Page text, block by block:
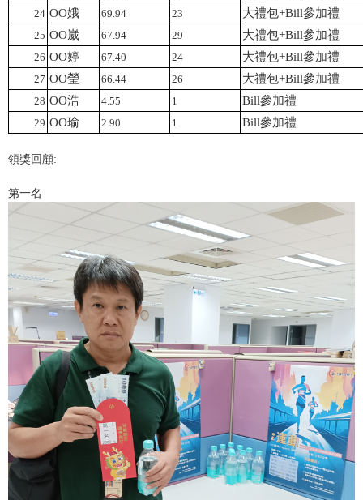
24 OO娥 69.94 23 大禮包+Bill參加禮
25 OO崴 67.94 29 大禮包+Bill參加禮
26 OO婷 67.40 24 大禮包+Bill參加禮
27 OO瑩 66.44 26 大禮包+Bill參加禮
28 OO浩 4.55 1 Bill參加禮
29 OO瑜 2.90 1 Bill參加禮
領獎回顧:
第一名